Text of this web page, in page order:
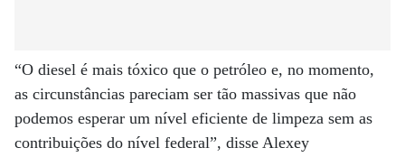
“O diesel é mais tóxico que o petróleo e, no momento,
as circunstâncias pareciam ser tão massivas que não
podemos esperar um nível eficiente de limpeza sem as
contribuições do nível federal”, disse Alexey